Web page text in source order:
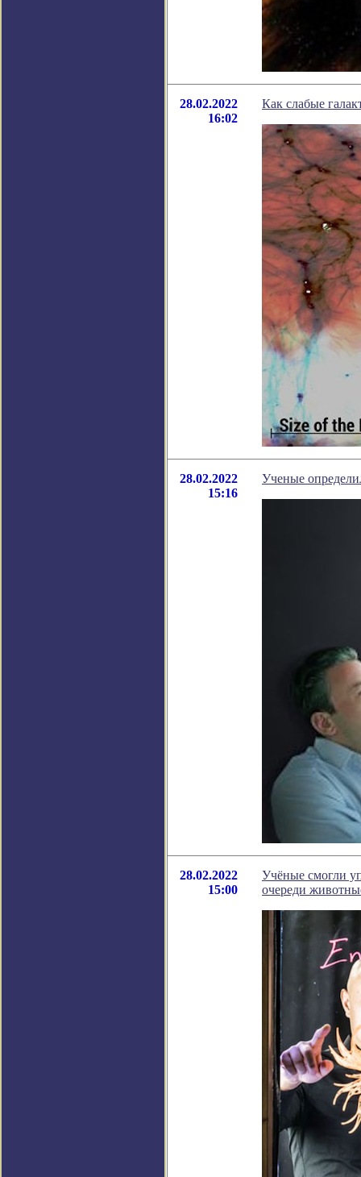
28.02.2022
16:02
Как слабые
28.02.2022
15:16
Ученые
28.02.2022
15:00
Учёные смогли
очереди